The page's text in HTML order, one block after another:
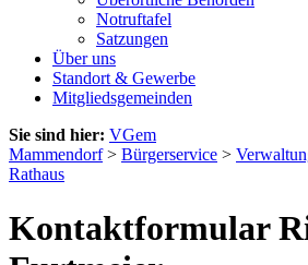
Notruftafel
Satzungen
Über uns
Standort & Gewerbe
Mitgliedsgemeinden
Sie sind hier: VGem
Mammendorf> Bürgerservice >
Rathaus
Kontaktformular